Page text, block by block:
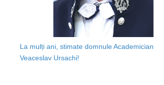
La mulți ani, stimate domnule Academician
Veaceslav Ursachi!